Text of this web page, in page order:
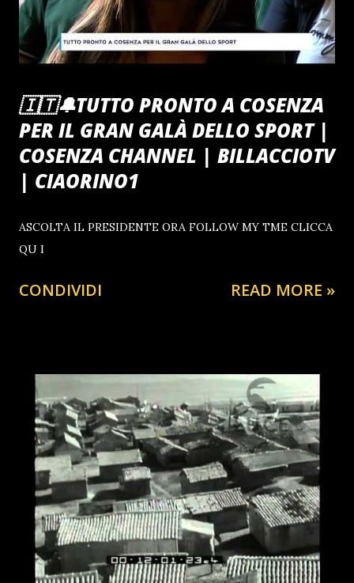
🇮🇹🔔TUTTO PRONTO A COSENZA
PER IL GRAN GALÀ DELLO SPORT |
COSENZA CHANNEL | BILLACCIOTV
| CIAORINO1
ASCOLTA IL PRESIDENTE ORA FOLLOW MY TME CLICCA
QU I
CONDIVIDI READ MORE »